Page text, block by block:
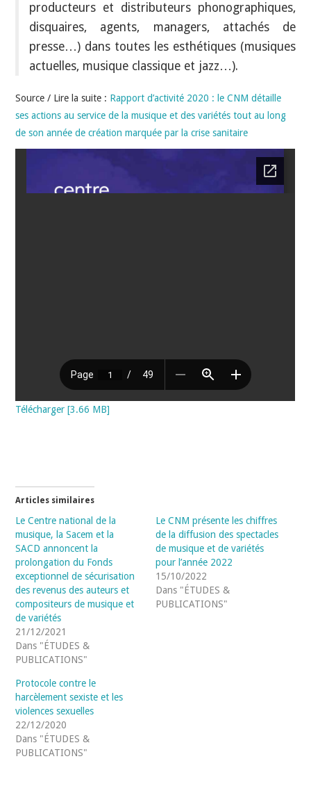
producteurs et distributeurs phonographiques,
disquaires, agents, managers, attachés de
presse…) dans toutes les esthétiques (musiques
actuelles, musique classique et jazz…).
Source / Lire la suite : Rapport d’activité 2020 : le CNM détaille
ses actions au service de la musique et des variétés tout au long
de son année de création marquée par la crise sanitaire
Télécharger [3.66 MB]
Articles similaires
Le Centre national de la
musique, la Sacem et la
SACD annoncent la
prolongation du Fonds
exceptionnel de sécurisation
des revenus des auteurs et
compositeurs de musique et
de variétés
21/12/2021
Dans "ÉTUDES &
PUBLICATIONS"
Le CNM présente les chiffres
de la diffusion des spectacles
de musique et de variétés
pour l’année 2022
15/10/2022
Dans "ÉTUDES &
PUBLICATIONS"
Protocole contre le
harcèlement sexiste et les
violences sexuelles
22/12/2020
Dans "ÉTUDES &
PUBLICATIONS"